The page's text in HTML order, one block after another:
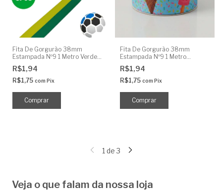
Fita De Gorgurão 38mm
Estampada Nº9 1 Metro Verde
Amarelo
R$1,94
R$1,75 com Pix
Fita De Gorgurão 38mm
Estampada Nº9 1 Metro
Sorvete Cobertura
R$1,94
R$1,75 com Pix
1 de 3
Veja o que falam da nossa loja